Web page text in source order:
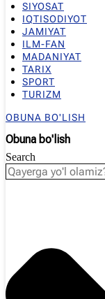
SIYOSAT
IQTISODIYOT
JAMIYAT
ILM-FAN
MADANIYAT
TARIX
SPORT
TURIZM
OBUNA BO'LISH
Obuna bo'lish
Search